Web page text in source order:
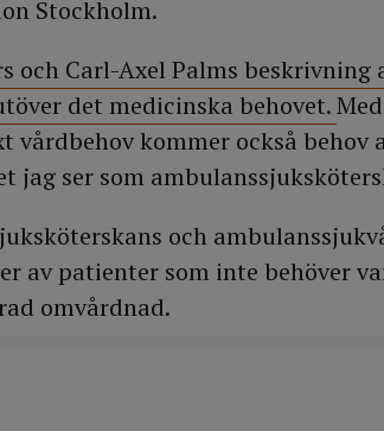
Stockholm.
och Carl-Axel Palms beskrivning
det medicinska behovet.
kommer också behov
jag ser som
och
av patienter som inte behöver
omvårdnad.